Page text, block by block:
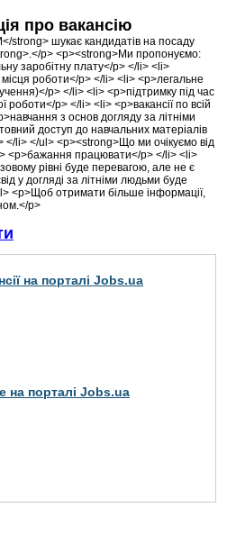
про вакансію
strong> шукає кандидатів на посаду
p> <p><strong>Ми пропонуємо:
заробітну плату</p> </li> <li>
роботи</p> </li> <li> <p>легальне
p> </li> <li> <p>підтримку під час
p> </li> <li> <p>вакансії по всій
з основ догляду за літніми
доступ до навчальних матеріалів
</li> </ul> <p><strong>Що ми очікуємо від
<p>бажання працювати</p> </li> <li>
рівні буде перевагою, але не є
у догляді за літніми людьми буде
<p>Щоб отримати більше інформації,
p>
на порталі Jobs.ua
на порталі Jobs.ua